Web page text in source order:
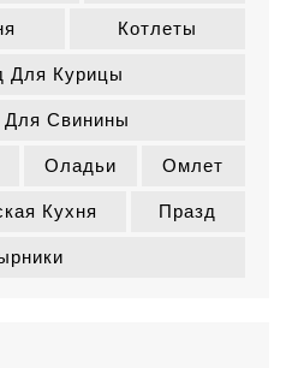
Котлеты
Для Курицы
Свинины
Оладьи Омлет
Кухня Празд